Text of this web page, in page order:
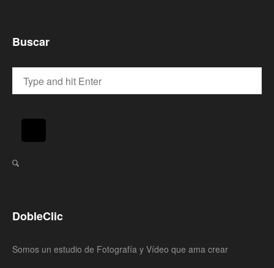
Buscar
DobleClic
Somos un estudio de Fotografía y Vídeo que ama crear